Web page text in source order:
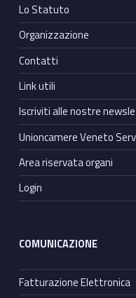
Lo Statuto
Organizzazione
Contatti
Link utili
Iscriviti alle nostre
Unioncamere Veneto
Area riservata organi
Login
COMUNICAZIONE
Fatturazione Elettronica